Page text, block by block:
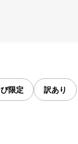
限定 訳あり